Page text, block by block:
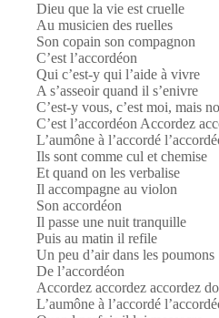
Dieu que la vie est cruelle
Au musicien des ruelles
Son copain son compagnon
C’est l’accordéon
Qui c’est-y qui l’aide à vivre
A s’asseoir quand il s’enivre
C’est-y vous, c’est moi, mais
C’est l’accordéon Accordez
L’aumône à l’accordé
Ils sont comme cul et chemise
Et quand on les verbalise
Il accompagne au violon
Son accordéon
Il passe une nuit tranquille
Puis au matin il refile
Un peu d’air dans les poumons
De l’accordéon
Accordez accordez accordez
L’aumône à l’accordé